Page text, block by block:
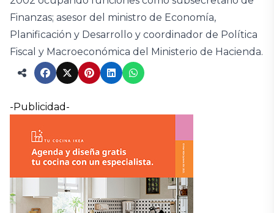
Finanzas; asesor del ministro de Economía,
Planificación y Desarrollo y coordinador de Política
Fiscal y Macroeconómica del Ministerio de Hacienda.
-Publicidad-